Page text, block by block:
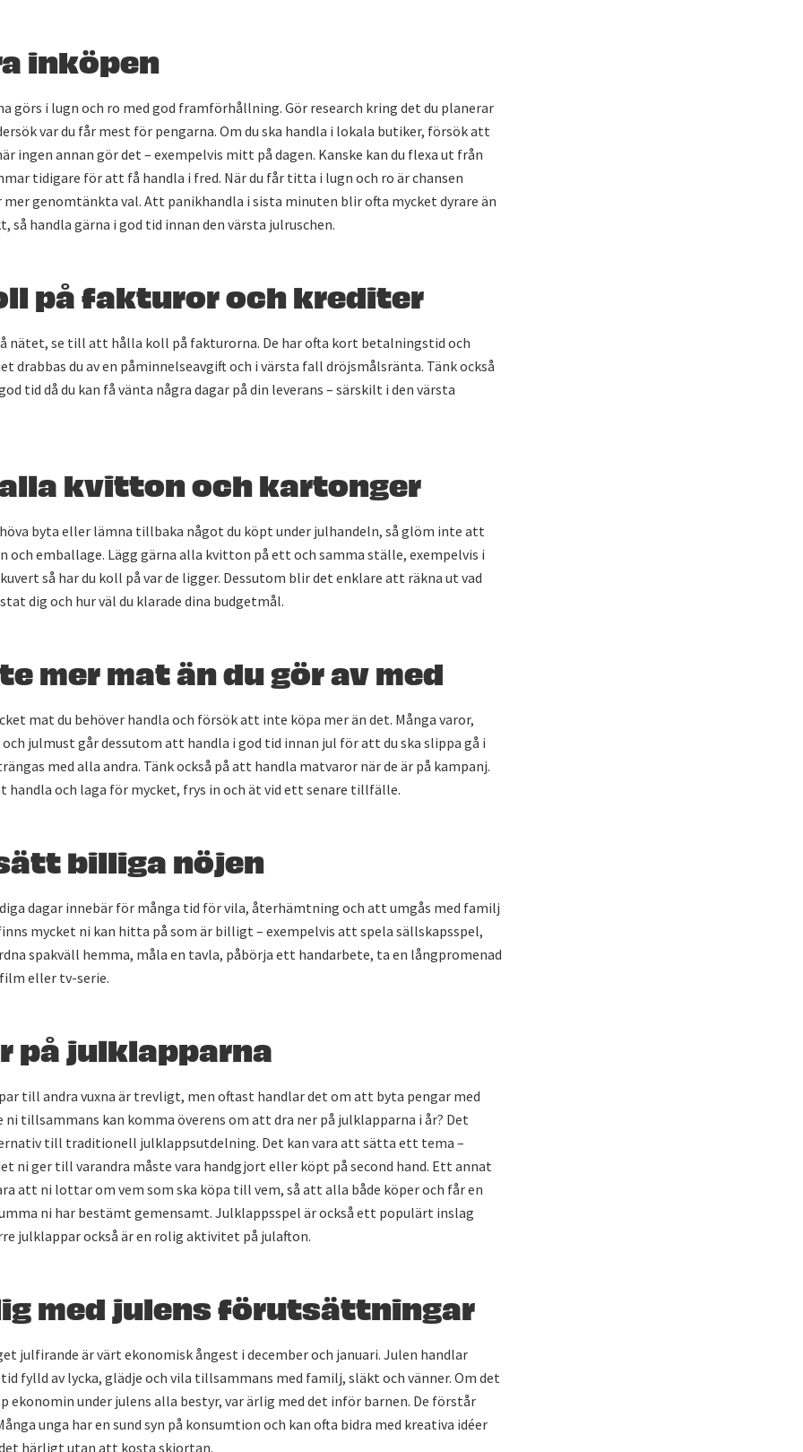
inköpen
görs i lugn och ro med god framförhållning. Gör research kring det du planerar
var du får mest för pengarna. Om du ska handla i lokala butiker, försök att
ingen annan gör det – exempelvis mitt på dagen. Kanske kan du flexa ut från
tidigare för att få handla i fred. När du får titta i lugn och ro är chansen
genomtänkta val. Att panikhandla i sista minuten blir ofta mycket dyrare än
så handla gärna i god tid innan den värsta julruschen.
på fakturor och krediter
nätet, se till att hålla koll på fakturorna. De har ofta kort betalningstid och
drabbas du av en påminnelseavgift och i värsta fall dröjsmålsränta. Tänk också
tid då du kan få vänta några dagar på din leverans – särskilt i den värsta
kvitton och kartonger
byta eller lämna tillbaka något du köpt under julhandeln, så glöm inte att
och emballage. Lägg gärna alla kvitton på ett och samma ställe, exempelvis i
så har du koll på var de ligger. Dessutom blir det enklare att räkna ut vad
dig och hur väl du klarade dina budgetmål.
mer mat än du gör av med
mat du behöver handla och försök att inte köpa mer än det. Många varor,
julmust går dessutom att handla i god tid innan jul för att du ska slippa gå i
med alla andra. Tänk också på att handla matvaror när de är på kampanj.
handla och laga för mycket, frys in och ät vid ett senare tillfälle.
billiga nöjen
dagar innebär för många tid för vila, återhämtning och att umgås med familj
mycket ni kan hitta på som är billigt – exempelvis att spela sällskapsspel,
spakväll hemma, måla en tavla, påbörja ett handarbete, ta en långpromenad
eller tv-serie.
på julklapparna
till andra vuxna är trevligt, men oftast handlar det om att byta pengar med
ni tillsammans kan komma överens om att dra ner på julklapparna i år? Det
till traditionell julklappsutdelning. Det kan vara att sätta ett tema –
ni ger till varandra måste vara handgjort eller köpt på second hand. Ett annat
att ni lottar om vem som ska köpa till vem, så att alla både köper och får en
ni har bestämt gemensamt. Julklappsspel är också ett populärt inslag
julklappar också är en rolig aktivitet på julafton.
med julens förutsättningar
julfirande är värt ekonomisk ångest i december och januari. Julen handlar
fylld av lycka, glädje och vila tillsammans med familj, släkt och vänner. Om det
ekonomin under julens alla bestyr, var ärlig med det inför barnen. De förstår
unga har en sund syn på konsumtion och kan ofta bidra med kreativa idéer
härligt utan att kosta skjortan.